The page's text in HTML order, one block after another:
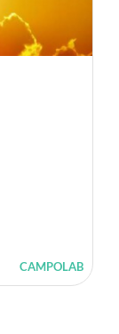
CAMPOLAB